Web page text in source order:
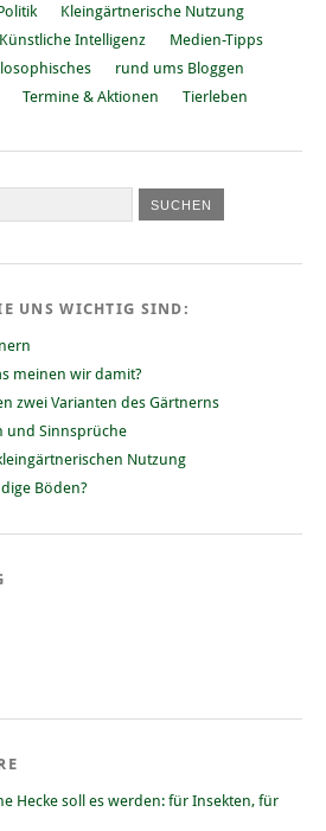
Kleingärtnerische Nutzung
Künstliche Intelligenz
Medien-Tipps
rund ums Bloggen
Termine & Aktionen Tierleben
UNS WICHTIG SIND:
meinen wir damit?
zwei Varianten des Gärtnerns
und Sinnsprüche
Nutzung
Böden?
Hecke soll es werden: für Insekten, für